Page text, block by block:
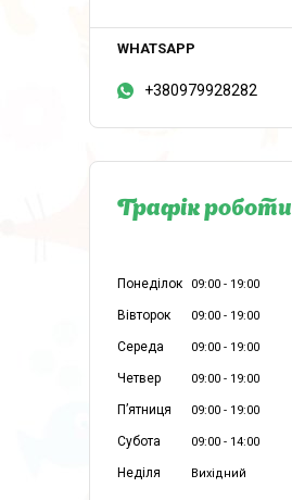
+380979928282
Графік роботи
Понеділок 09:00 19:00
Вівторок 09:00 19:00
Середа 09:00 19:00
Четвер 09:00 19:00
Пʼятниця 09:00 19:00
Субота 09:00 14:00
Неділя Вихідний